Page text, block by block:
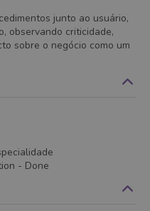
junto ao usuário,
observando criticidade,
sobre o negócio como um
- Done